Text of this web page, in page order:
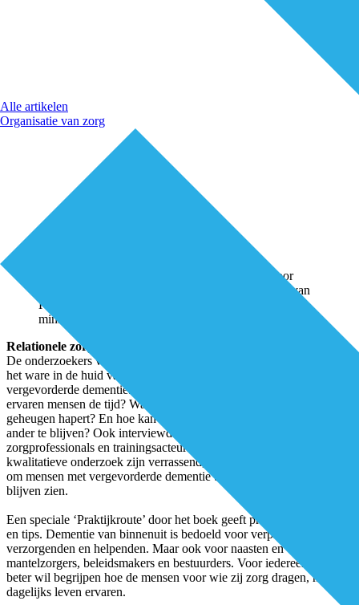
Alle artikelen
Organisatie van zorg
door
Tamara Pieterse, bestuurder Zorgbalans aan Ernst van
Koesveld, directeur-generaal Langdurige Zorg bij het
ministerie van VWS.
Relationele zorg
De onderzoekers van Stichting Presentie kropen twee jaar lang als
het ware in de huid van bewoners van Zorgbalans met
vergevorderde dementie. Wat probeert iemand uit te drukken? Hoe
ervaren mensen de tijd? Wat weet het lichaam nog terwijl het
geheugen hapert? En hoe kan relationele zorg helpen om dichtbij de
ander te blijven? Ook interviewden de onderzoekers
zorgprofessionals en trainingsacteurs. De uitkomsten van het
kwalitatieve onderzoek zijn verrassend, het boek roept iedereen op
om mensen met vergevorderde dementie ten volle als mens te
blijven zien.
Een speciale ‘Praktijkroute’ door het boek geeft praktische inzichten
en tips. Dementie van binnenuit is bedoeld voor verpleegkundigen,
verzorgenden en helpenden. Maar ook voor naasten en
mantelzorgers, beleidsmakers en bestuurders. Voor iedereen die nóg
beter wil begrijpen hoe de mensen voor wie zij zorg dragen, hun
dagelijks leven ervaren.